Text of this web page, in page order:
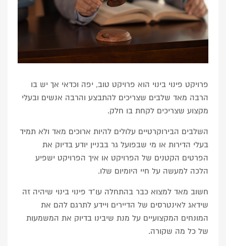
פרויקט פינוי בינוי הוא פרויקט טוב, יפה וכדאי אך יש בו
הרבה מאד שלבים שצריכים להתבצע והרבה אנשים ובעלי
מקצוע שצריכים לקחת בו חלק.
השלבים הבירוקרטיים עלולים להיות ארוכים מאד ולא תמיד
בעלי הדירות או מי שבפועל גר בבניין יודע בדיוק את
הפרטים הקטנים של הפרויקט או איך הפרויקט ישפיע
הלכה למעשה על חיי היומיום שלו.
חשוב מאד למצוא כבר בהתחלה עו”ד פינוי בינוי שיהיה זה
שידאג לאינטרסים של הדיירים ויידע לתרגם להם את
המונחים המקצועיים על מנת שיבינו בדיוק את המשמעות
של כל מה שקורה.